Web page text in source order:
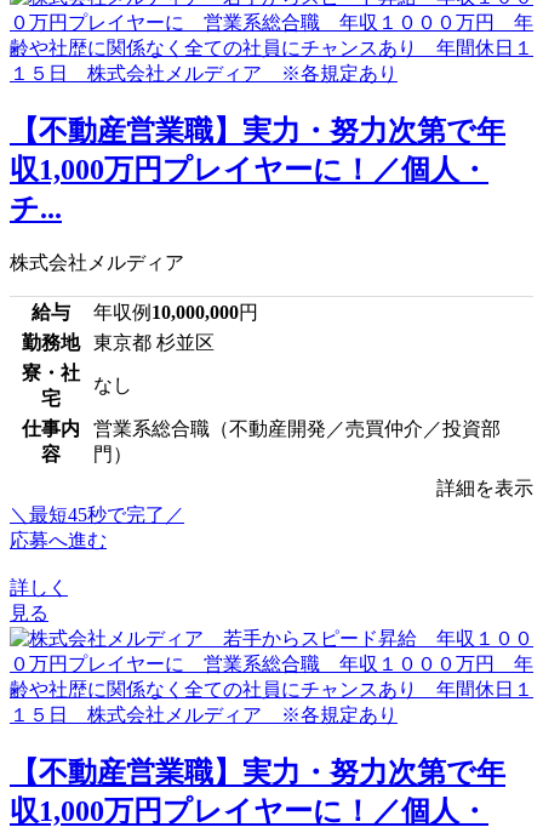
【不動産営業職】実力・努力次第で年
収1,000万円プレイヤーに！／個人・
チ...
株式会社メルディア
給与 年収例 10,000,000円
勤務地
東京都 杉並区
寮・社
宅
なし
仕事内
容
営業系総合職（不動産開発／売買仲介／投資部
門）
詳細を表示
＼最短45秒で完了／
応募へ進む
詳しく
見る
【不動産営業職】実力・努力次第で年
収1,000万円プレイヤーに！／個人・